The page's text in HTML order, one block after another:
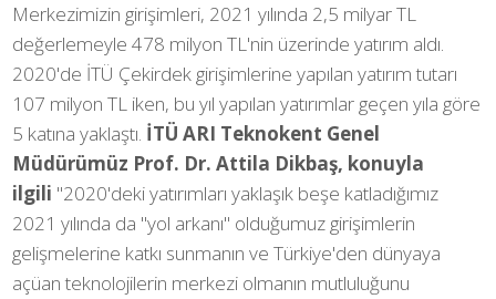
Merkezimizin girişimleri, 2021 yılında 2,5 milyar TL
değerlemeyle 478 milyon TL'nin üzerinde yatırım aldı.
2020'de İTÜ Çekirdek girişimlerine yapılan yatırım tutarı
107 milyon TL iken, bu yıl yapılan yatırımlar geçen yıla göre
5 katına yaklaştı. İTÜ ARI Teknokent Genel
Müdürümüz Prof. Dr. Attila Dikbaş, konuyla
ilgili "2020'deki yatırımları yaklaşık beşe katladığımız
2021 yılında da "yol arkanı" olduğumuz girişimlerin
gelişmelerine katkı sunmanın ve Türkiye'den dünyaya
açüan teknolojilerin merkezi olmanın mutluluğunu